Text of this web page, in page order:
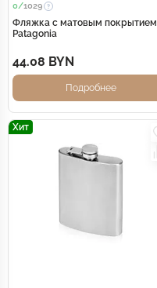
0/1029
Фляжка с матовым покрытием
Patagonia
44.08 BYN
Подробнее
Хит